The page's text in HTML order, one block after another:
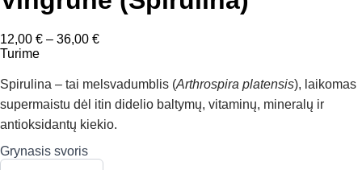
12,00 € – 36,00 €Price
through
36,00 €
Turime
Spirulina – tai melsvadumblis (Arthrospira platensis), laikomas
supermaistu dėl itin didelio baltymų, vitaminų, mineralų ir
antioksidantų kiekio.
Grynasis svoris